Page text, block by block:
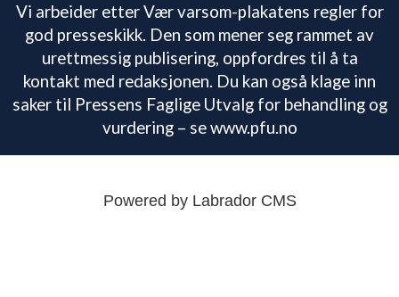
Vi arbeider etter Vær varsom-plakatens regler for
god presseskikk. Den som mener seg rammet av
urettmessig publisering, oppfordres til å ta
kontakt med redaksjonen. Du kan også klage inn
saker til Pressens Faglige Utvalg for behandling og
vurdering – se www.pfu.no
Powered by Labrador CMS